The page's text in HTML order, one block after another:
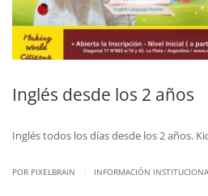
Inglés desde los 2 años
Inglés todos los días desde los 2 años.
POR PIXELBRAIN INFORMACIÓN